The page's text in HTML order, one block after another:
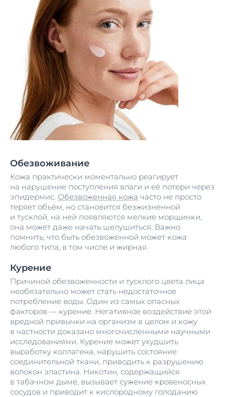
Обезвоживание
Кожа практически моментально реагирует
на нарушение поступления влаги и её потери через
эпидермис. Обезвоженная кожа часто не просто
теряет объём, но становится безжизненной
и тусклой, на ней появляются мелкие морщинки,
она может даже начать шелушиться. Важно
помнить, что быть обезвоженной может кожа
любого типа, в том числе и жирная.
Курение
Причиной обезвоженности и тусклого цвета лица
необязательно может стать недостаточное
потребление воды. Один из самых опасных
факторов — курение. Негативное воздействие этой
вредной привычки на организм в целом и кожу
в частности доказано многочисленными научными
исследованиями. Курение может ухудшить
выработку коллагена, нарушить состояние
соединительной ткани, приводить к разрушению
волокон эластина. Никотин, содержащийся
в табачном дыме, вызывает сужение кровеносных
сосудов и приводит к кислородному голоданию